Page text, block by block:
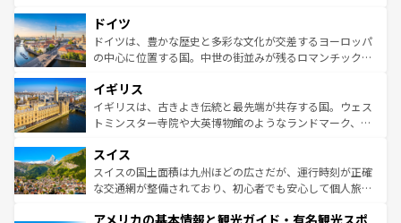
せる。地方によって風土や気候が異なるスペインはその個
性で訪れる人を魅了する。 なお、新着のスペイン情報は コ
ンテンツ一覧を参照してほしい。
で、幅広い魅力が詰まっている。華麗な宮殿、歴史的な大
聖堂、美しいビーチ、そして豊かな自然が、訪れる者を心
から魅了する。また、フランスは美食の国としても知ら
いる。シャンパンの発祥地であるランス、プロヴァンスの
香り高いラベンダー畑など、多彩な楽しみ方が可能だ。さ
らに、パリ以外の地域にも魅力が溢れており、どの街角に
れる地方に足を運ぶとそれぞれで全く異なる文化を体験で
きるだろう。 なお、新着のフランス情報はコンテンツ一覧
を参照してほしい。
ドイツ
ドイツは、豊かな歴史と多彩な文化が交差するヨーロッパ
の中心に位置する国。中世の街並みが残るロマンチック街
顔を持つこの国は、どこを歩いても飽きることがない。ベ
ルリンの文化的活気、バイエルン州のアルプスの絶景、そ
してライン川沿いのワイン畑といった風景は必見。ビール
は、お酒好きな人にはぜひ体験してほしい。 なお、新着の
ドイツ情報はコンテンツ一覧を参照してほしい。
イギリス
イギリスは、古きよき伝統と最先端が共存する国。ウェス
トミンスター寺院や大英博物館のようなランドマーク、歴
リアごとに異なる魅力がある。また、優雅なアフタヌーン
ティー、ビール好きにはたまらない英国パブ、サッカー観
戦など、本場だからこそできる体験も豊富。イギリスを旅
ンツ一覧を参照してほしい。
スイス
スイスの国土面積は九州ほどの広さだが、運行時刻が正確
な交通網が整備されており、初心者でも安心して個人旅行
の建物がそのまま残る町や、スイスならではのユニークな
アメリカの基本情報と観光ガイド・有名観光スポ